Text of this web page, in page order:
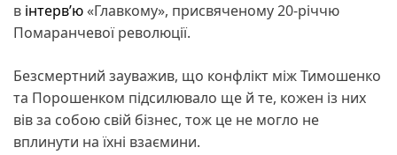
в інтерв’ю«Главкому», присвяченому 20-річчю
Помаранчевої революції.
Безсмертний зауважив, що конфлікт між Тимошенко
та Порошенком підсилювало ще й те, кожен із них
вів за собою свій бізнес, тож це не могло не
вплинути на їхні взаємини.